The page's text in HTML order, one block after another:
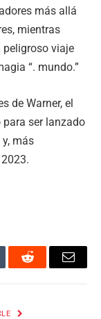
más allá
mientras
peligroso viaje
“. mundo.”
de Warner, el
ser lanzado
más
Reddit Email